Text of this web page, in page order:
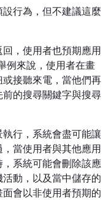
行為，但不建議這麼
，使用者也預期應用
例來說，使用者在畫
接聽來電，當他們再
的搜尋關鍵字與搜尋
行，系統會盡可能讓
當使用者與其他應用
系統可能會刪除該應
動，以及當中儲存的
會以非使用者預期的